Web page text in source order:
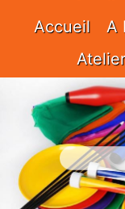
Accueil A